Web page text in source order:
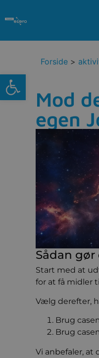
Open toolbar
Forside >
Mod
egen
Sådan gør
Start med at
for at få midler
Vælg derefter,
Brug
Brug
Vi anbefaler, at